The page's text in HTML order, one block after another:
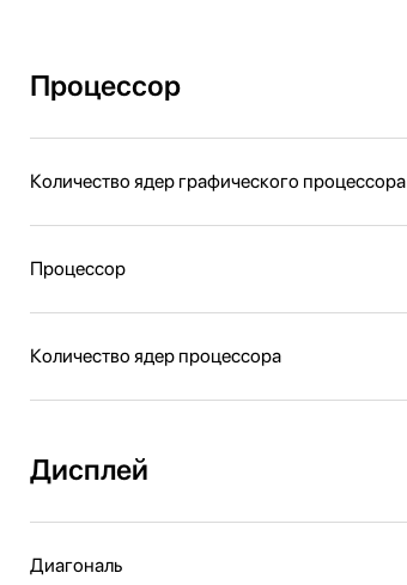
Процессор
Количество ядер графического процессора
Процессор
Количество ядер процессора
Дисплей
Диагональ